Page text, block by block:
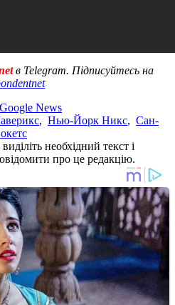
в Telegram. Підписуйтесь на
News
, Нью-Йорк Никс, Сан-
необхідний текст і
про це редакцію.